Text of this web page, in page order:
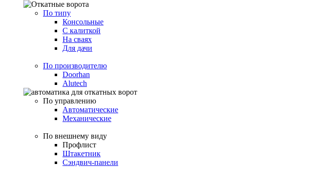
По типу
Консольные
С калиткой
На сваях
Для дачи
По производителю
Doorhan
Alutech
По управлению
Автоматические
Механические
По внешнему виду
Профлист
Штакетник
Сэндвич-панели